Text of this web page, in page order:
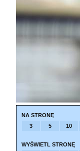
NA STRONĘ
3
5 10
WYŚWIETL STRONĘ